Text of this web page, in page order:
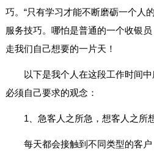
巧。“只有学习才能不断磨砺一个人
服务技巧。哪怕是普通的一个收银
走我们自己想要的一片天！
以下是我个人在这段工作时间
必须自己要求的观念：
1、急客人之所急，想客人之所
每天都会接触到不同类型的客